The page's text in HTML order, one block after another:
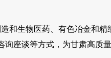
和生物医药、有色冶金和精
询座谈等方式，为甘肃高质